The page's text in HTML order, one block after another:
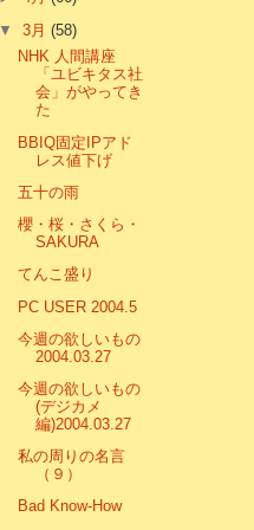
▼3月(58)
NHK 人間講座
「ユビキタス社
会」がやってき
た
BBIQ固定IPアド
レス値下げ
五十の雨
櫻・桜・さくら・
SAKURA
てんこ盛り
PC USER 2004.5
今週の欲しいもの
2004.03.27
今週の欲しいもの
(デジカメ
編)2004.03.27
私の周りの名言
（９）
Bad Know-How